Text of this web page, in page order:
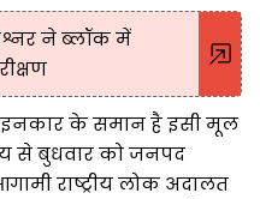
ने ब्लॉक में
इनकार के समान है इसी मूल
से बुधवार को जनपद
राष्ट्रीय लोक अदालत